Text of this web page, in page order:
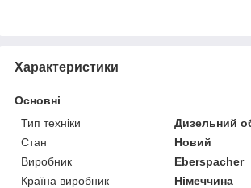
Характеристики
Основні
Тип техніки
Дизельний
Стан
Новий
Виробник
Eberspacher
Країна виробник
Німеччина